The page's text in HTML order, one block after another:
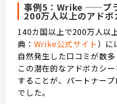
事例5：Wrike ——プ
200万人以上のアドボ
140カ国以上で200万人以
典： Wrike公式サイト）に
自然発生した口コミが数多
この潜在的なアドボカシー
することが、パートナー
でした。